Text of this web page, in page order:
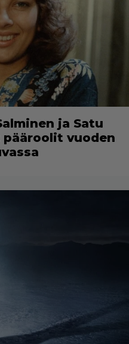
ja Satu
vuoden